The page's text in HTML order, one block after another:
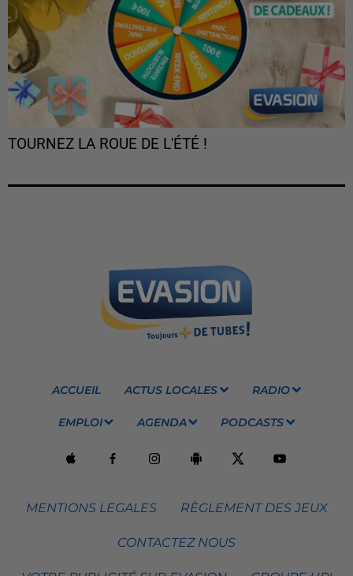
TOURNEZ LA ROUE DE L'ÉTÉ !
ACCUEIL ACTUS LOCALES RADIO
EMPLOI AGENDA PODCASTS
MENTIONS LEGALES RÈGLEMENT DES JEUX
CONTACTEZ NOUS